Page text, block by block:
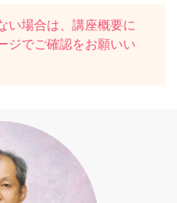
い場合は、講座概要に
ジでご確認をお願いい